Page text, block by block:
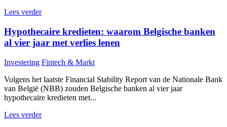
Lees verder
Hypothecaire kredieten: waarom Belgische banken
al vier jaar met verlies lenen
Investering Fintech & Markt
Volgens het laatste Financial Stability Report van de Nationale Bank
van België (NBB) zouden Belgische banken al vier jaar
hypothecaire kredieten met...
Lees verder